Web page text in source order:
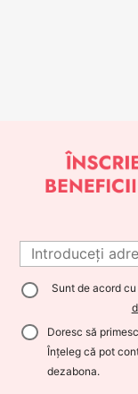
Sunt de acord cu
Doresc să
Înțeleg că pot
dezabona.